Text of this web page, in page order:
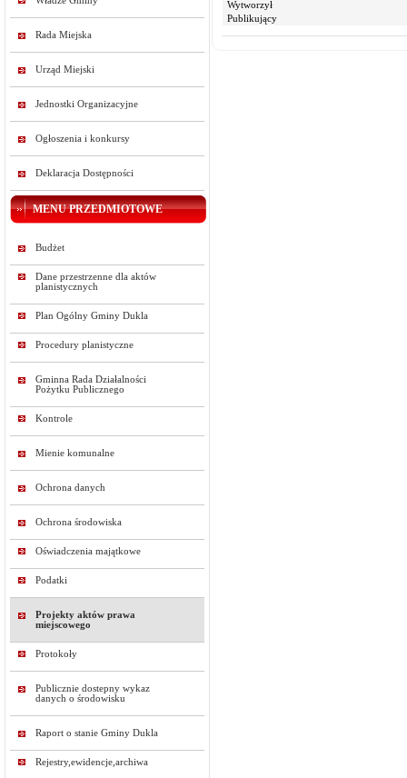
Rada Miejska
Urząd Miejski
Jednostki Organizacyjne
Ogłoszenia i konkursy
Deklaracja Dostępności
MENU PRZEDMIOTOWE
Budżet
Dane przestrzenne dla aktów
planistycznych
Plan Ogólny Gminy Dukla
Procedury planistyczne
Gminna Rada Działalności
Pożytku Publicznego
Kontrole
Mienie komunalne
Ochrona danych
Ochrona środowiska
Oświadczenia majątkowe
Podatki
Projekty aktów prawa
miejscowego
Protokoły
Publicznie dostepny wykaz
danych o środowisku
Raport o stanie Gminy Dukla
Rejestry,ewidencje,archiwa
Wytworzył
Publikujący